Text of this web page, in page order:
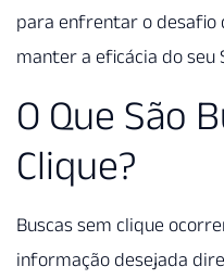
para enfrentar o desafio
manter a eficácia do seu
O Que São
Clique?
Buscas sem clique
informação desejada